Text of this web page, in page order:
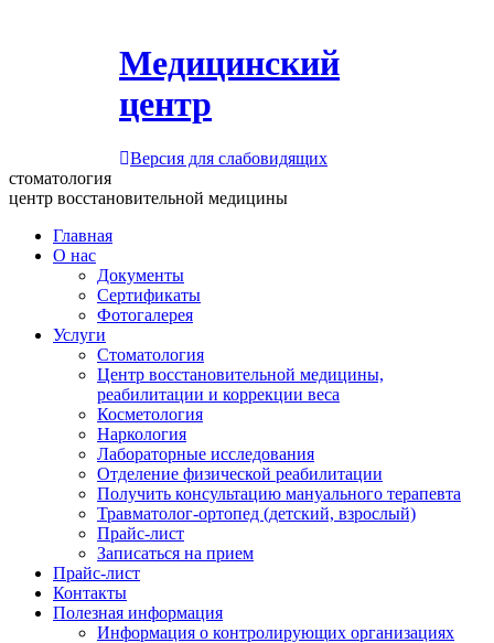
Медицинский
центр
Версия для слабовидящих
стоматология
центр восстановительной медицины
Главная
О нас
Документы
Сертификаты
Фотогалерея
Услуги
Стоматология
Центр восстановительной медицины,
реабилитации и коррекции веса
Косметология
Наркология
Лабораторные исследования
Отделение физической реабилитации
Получить консультацию мануального терапевта
Травматолог-ортопед (детский, взрослый)
Прайс-лист
Записаться на прием
Прайс-лист
Контакты
Полезная информация
Информация о контролирующих организациях